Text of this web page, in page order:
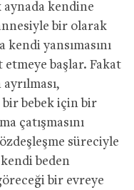
aynada kendine
bir olarak
yansımasını
etmeye başlar. Fakat
bebek için bir
çatışmasını
süreciyle
kendi beden
bir evreye